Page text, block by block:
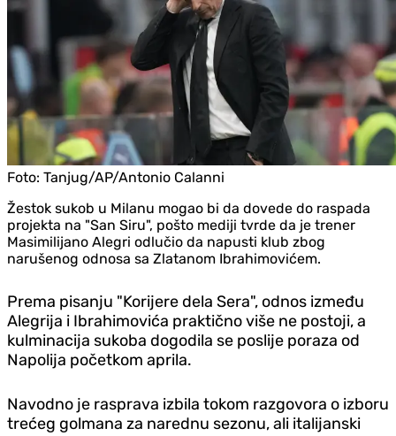
Foto: Tanjug/AP/Antonio Calanni
Žestok sukob u Milanu mogao bi da dovede do raspada
projekta na "San Siru", pošto mediji tvrde da je trener
Masimilijano Alegri odlučio da napusti klub zbog
narušenog odnosa sa Zlatanom Ibrahimovićem.
Prema pisanju "Korijere dela Sera", odnos između
Alegrija i Ibrahimovića praktično više ne postoji, a
kulminacija sukoba dogodila se poslije poraza od
Napolija početkom aprila.
Navodno je rasprava izbila tokom razgovora o izboru
trećeg golmana za narednu sezonu, ali italijanski